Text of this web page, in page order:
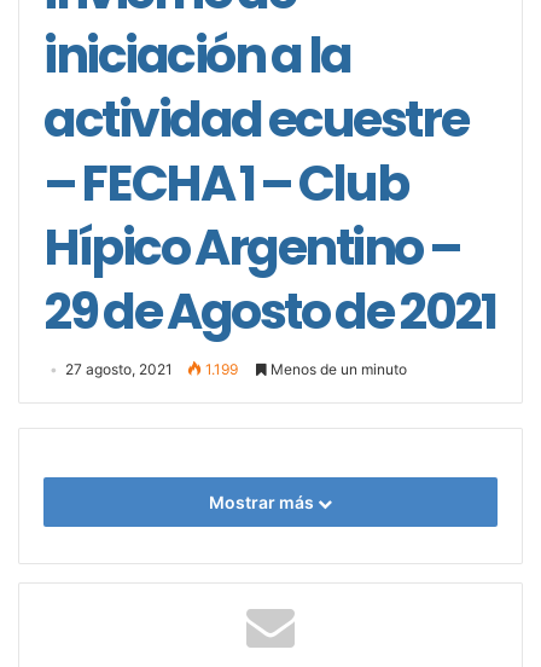
iniciación a la
actividad ecuestre
– FECHA 1 – Club
Hípico Argentino –
29 de Agosto de 2021
27 agosto, 2021 1.199 Menos de un minuto
Mostrar más